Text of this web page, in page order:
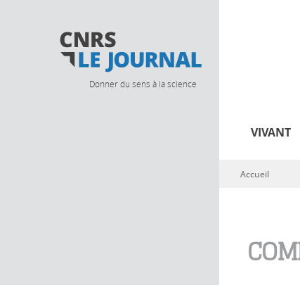
Donner du sens à la science
VIVANT
Vous êtes ici
Accueil